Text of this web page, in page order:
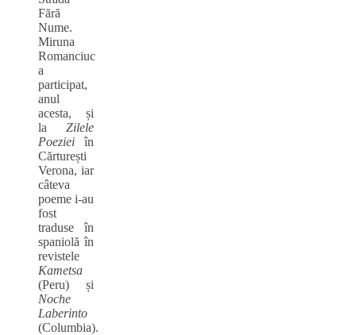
Fără
Nume.
Miruna
Romanciuc
a
participat,
anul
acesta, și
la Zilele
Poezieiîn
Cărturești
Verona, iar
câteva
poeme i-au
fost
traduse în
spaniolă în
revistele
Kametsa
(Peru) și
Noche
Laberinto
(Columbia).